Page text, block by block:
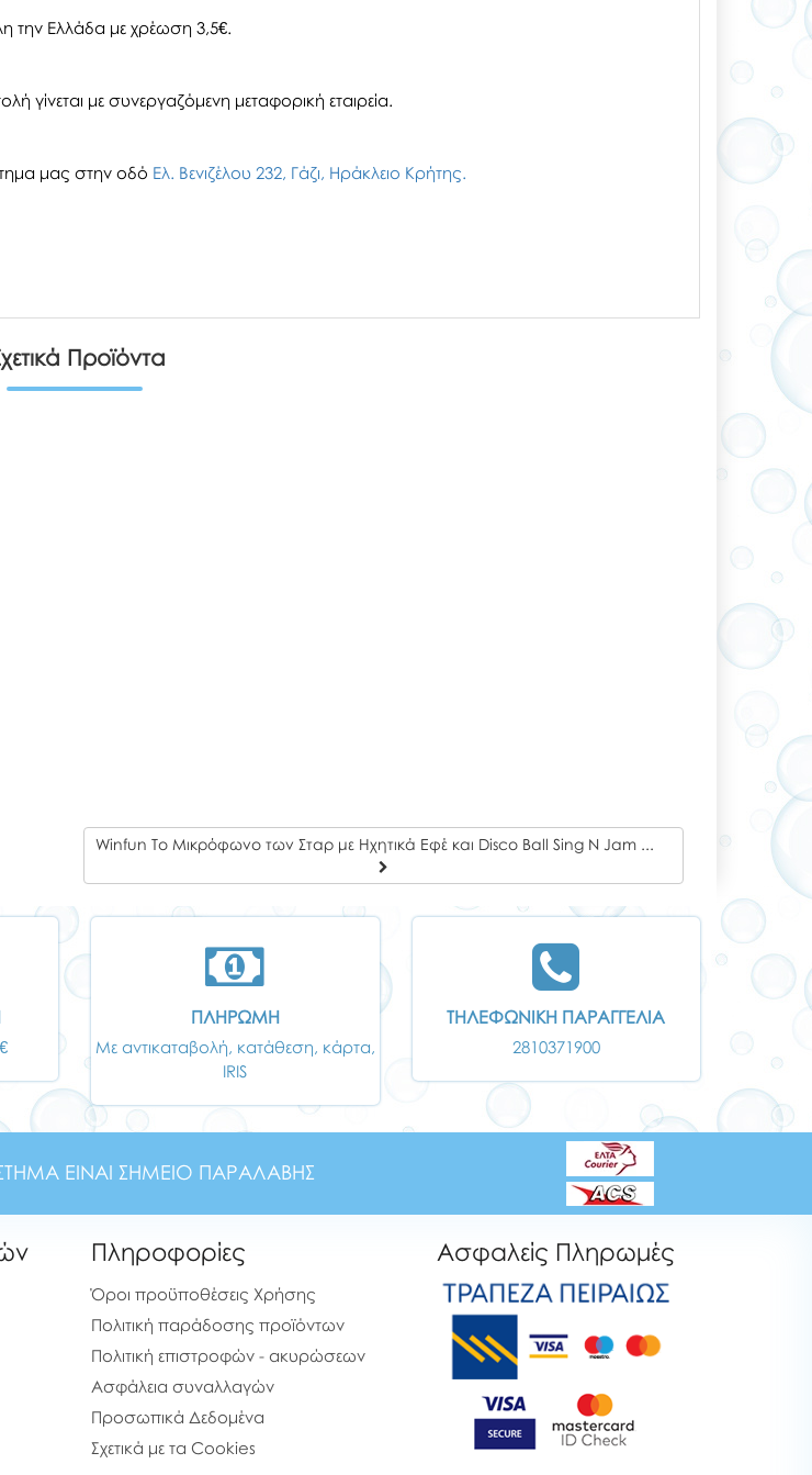
την Ελλάδα με χρέωση 3,5€.
γίνεται με συνεργαζόμενη μεταφορική εταιρεία.
μας στην οδό Ελ. Βενιζέλου 232, Γάζι, Ηράκλειο Κρήτης.
Προϊόντα
Winfun Το Μικρόφωνο των Σταρ με Ηχητικά Εφέ και Disco Ball Sing N Jam Platform
ΠΛΗΡΩΜΗ
Με αντικαταβολή, κατάθεση, κάρτα,
IRIS
ΤΗΛΕΦΩΝΙΚΗ ΠΑΡΑΓΓΕΛΙΑ
2810371900
ΕΙΝΑΙ ΣΗΜΕΙΟ ΠΑΡΑΛΑΒΗΣ
Πληροφορίες
Όροι προϋποθέσεις Χρήσης
Πολιτική παράδοσης προϊόντων
Πολιτική επιστροφών - ακυρώσεων
Ασφάλεια συναλλαγών
Προσωπικά Δεδομένα
Σχετικά με τα Cookies
Ασφαλείς Πληρωμές